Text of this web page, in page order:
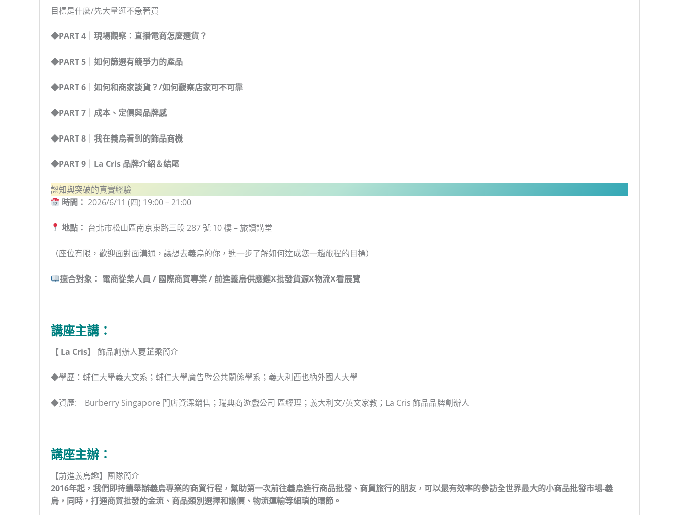
目標是什麼/先大量逛不急著買
◆PART 4｜現場觀察：直播電商怎麼選貨？
◆PART 5｜如何篩選有競爭力的產品
◆PART 6｜如何和商家談貨？/如何觀察店家可不可靠
◆PART 7｜成本、定價與品牌感
◆PART 8｜我在義烏看到的飾品商機
◆PART 9｜La Cris 品牌介紹＆結尾
認知與突破的真實經驗
時間： 2026/6/11 (四) 19:00 – 21:00
地點： 台北市松山區南京東路三段 287 號 10 樓 – 旅讀講堂
（座位有限，歡迎面對面溝通，讓想去義烏的你，進一步了解如何達成您一趟旅程的目標）
適合對象： 電商從業人員 / 國際商貿專業 / 前進義烏供應鏈X批發貨源X物流X看展覽
講座主講：
【 La Cris】 飾品創辦人夏芷柔簡介
◆學歷：輔仁大學義大文系；輔仁大學廣告暨公共關係學系；義大利西也納外國人大學
◆資歷: Burberry Singapore 門店資深銷售；瑞典商遊戲公司 區經理；義大利文/英文家教；La Cris 飾品品牌創辦人
講座主辦：
【前進義烏趣】團隊簡介
2016年起，我們即持續舉辦義烏專業的商貿行程，幫助第一次前往義烏進行商品批發、商貿旅行的朋友，可以最有效率的參訪全世界最大的小商品批發市場-義
烏，同時，打通商貿批發的金流、商品類別選擇和議價、物流運輸等細瑣的環節。